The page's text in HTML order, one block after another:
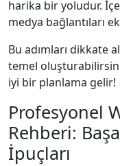
harika bir yoludur.
medya bağlantıları
Bu adımları dikkate
temel
iyi bir planlama gelir!
Profesyonel
Rehberi:
İpuçları